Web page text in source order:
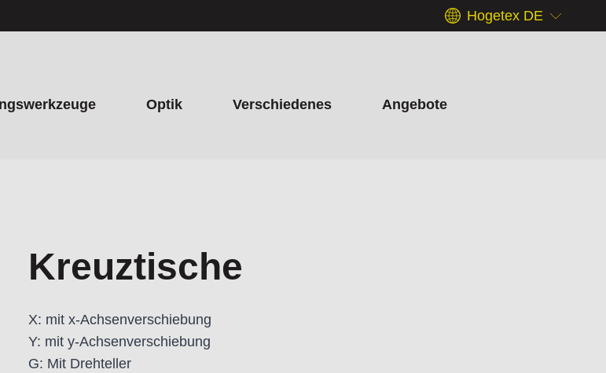
Hogetex DE
Optik Verschiedenes Angebote
Kreuztische
X: mit x-Achsenverschiebung
Y: mit y-Achsenverschiebung
G: Mit Drehteller